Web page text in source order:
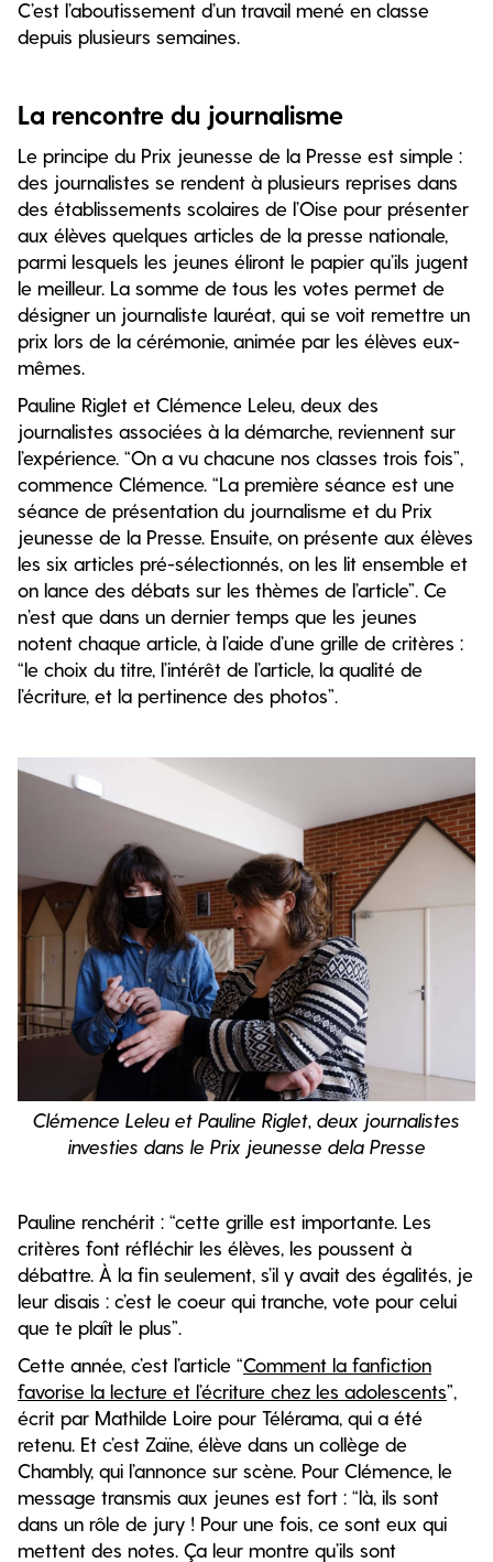
C’est l’aboutissement d’un travail mené en classe
depuis plusieurs semaines.
La rencontre du journalisme
Le principe du Prix jeunesse de la Presse est simple :
des journalistes se rendent à plusieurs reprises dans
des établissements scolaires de l’Oise pour présenter
aux élèves quelques articles de la presse nationale,
parmi lesquels les jeunes éliront le papier qu’ils jugent
le meilleur. La somme de tous les votes permet de
désigner un journaliste lauréat, qui se voit remettre un
prix lors de la cérémonie, animée par les élèves eux-
mêmes.
Pauline Riglet et Clémence Leleu, deux des
journalistes associées à la démarche, reviennent sur
l’expérience. “On a vu chacune nos classes trois fois”,
commence Clémence. “La première séance est une
séance de présentation du journalisme et du Prix
jeunesse de la Presse. Ensuite, on présente aux élèves
les six articles pré-sélectionnés, on les lit ensemble et
on lance des débats sur les thèmes de l’article”. Ce
n’est que dans un dernier temps que les jeunes
notent chaque article, à l’aide d’une grille de critères :
“le choix du titre, l’intérêt de l’article, la qualité de
l’écriture, et la pertinence des photos”.
Clémence Leleu et Pauline Riglet, deux journalistes
investies dans le Prix jeunesse dela Presse
Pauline renchérit : “cette grille est importante. Les
critères font réfléchir les élèves, les poussent à
débattre. À la fin seulement, s’il y avait des égalités, je
leur disais : c’est le coeur qui tranche, vote pour celui
que te plaît le plus”.
Cette année, c’est l’article “Comment la fanfiction
favorise la lecture et l’écriture chez les adolescents”,
écrit par Mathilde Loire pour Télérama, qui a été
retenu. Et c’est Zaïne, élève dans un collège de
Chambly, qui l’annonce sur scène. Pour Clémence, le
message transmis aux jeunes est fort : “là, ils sont
dans un rôle de jury ! Pour une fois, ce sont eux qui
mettent des notes. Ça leur montre qu’ils sont